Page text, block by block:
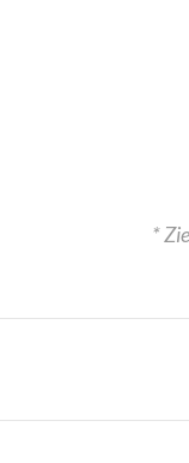
* Zie